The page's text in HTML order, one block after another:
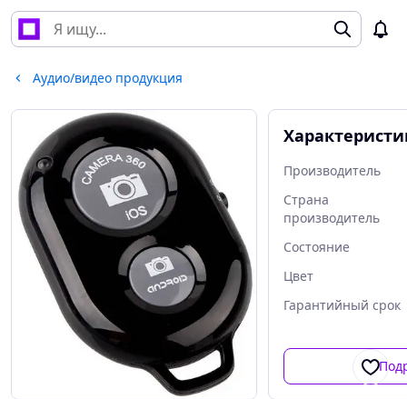
Аудио/видео продукция
Производитель
Страна
производитель
Состояние
Цвет
Гарантийный срок